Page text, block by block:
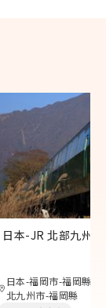
日本-JR 北部九州
日本-福岡市-福岡縣、
北九州市-福岡縣